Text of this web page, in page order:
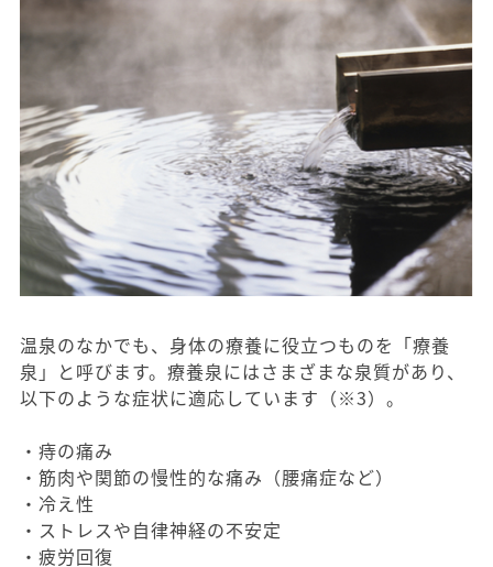
温泉のなかでも、身体の療養に役立つものを「療養
泉」と呼びます。療養泉にはさまざまな泉質があり、
以下のような症状に適応しています（※3）。
・痔の痛み
・筋肉や関節の慢性的な痛み（腰痛症など）
・冷え性
・ストレスや自律神経の不安定
・疲労回復